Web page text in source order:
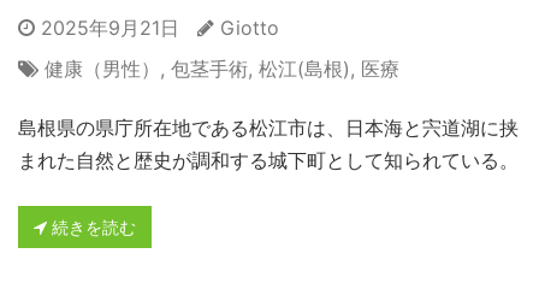
2025年9月21日
Giotto
健康（男性） , 包茎手術, 松江(島根), 医療
島根県の県庁所在地である松江市は、日本海と宍道湖に挟
まれた自然と歴史が調和する城下町として知られている。
続きを読む